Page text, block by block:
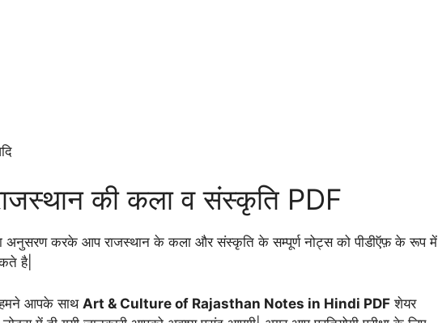
की कला व संस्कृति PDF
अनुसरण करके आप राजस्थान के कला और संस्कृति के सम्पूर्ण नोट्स को पीडीऍफ़ के रूप में
है|
आपके साथ Art & Culture of Rajasthan Notes in Hindi PDF शेयर